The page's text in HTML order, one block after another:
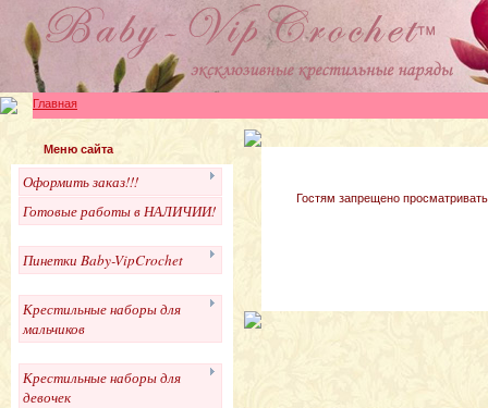
Главная
Меню сайта
Оформить заказ!!!
Готовые работы в НАЛИЧИИ!
Пинетки Baby-VipCrochet
Крестильные наборы для
мальчиков
Крестильные наборы для
девочек
Гостям запрещено